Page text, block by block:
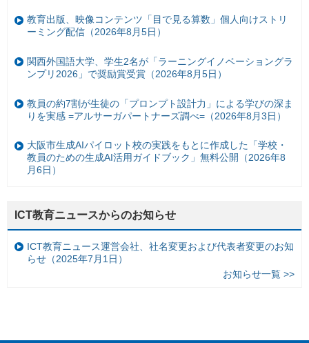
教育出版、映像コンテンツ「目で見る算数」個人向けストリ
ーミング配信（2026年8月5日）
関西外国語大学、学生2名が「ラーニングイノベーショングラ
ンプリ2026」で奨励賞受賞（2026年8月5日）
教員の約7割が生徒の「プロンプト設計力」による学びの深ま
りを実感 =アルサーガパートナーズ調べ=（2026年8月3日）
大阪市生成AIパイロット校の実践をもとに作成した「学校・
教員のための生成AI活用ガイドブック」無料公開（2026年8
月6日）
ICT教育ニュースからのお知らせ
ICT教育ニュース運営会社、社名変更および代表者変更のお知
らせ（2025年7月1日）
お知らせ一覧 >>